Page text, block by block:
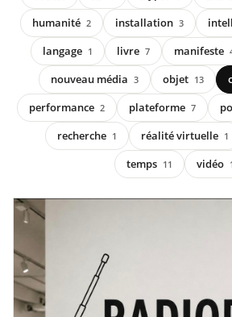
humanité 2 installation 3
langage 1 livre 7 manifeste
nouveau média 3 objet 13
performance 2 plateforme 7
recherche 1 réalité virtuelle 1
temps 11 vidéo